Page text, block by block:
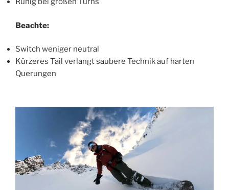
Beachte:
Switch weniger neutral
Kürzeres Tail verlangt saubere Technik auf harten
Querungen